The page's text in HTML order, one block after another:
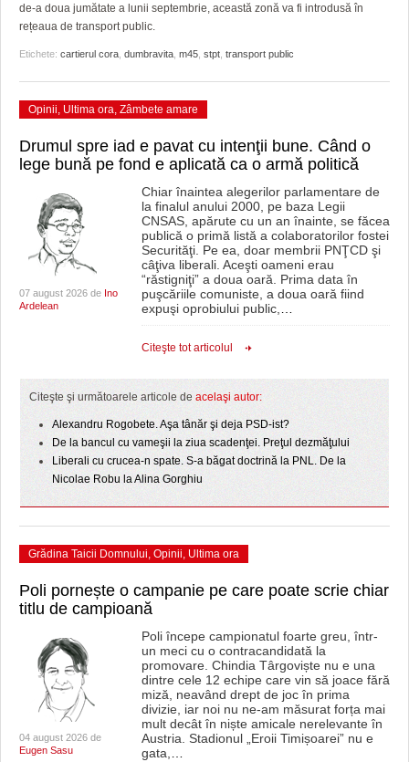
GRĂDINA TAICII DOMNULUI
CU OIŞTEA-N KIERKEGAARD
FINANŢĂRI DE LA A LA Z
PE SURSE
CRONICĂ DE FILM
FILME DOCUMENTARE
CLIPURI VIDEO
JOCURI ONLINE
ACCIDENTE
INFO SI UTILE
CULTURA
INVATAMANT
JUSTITIE
FILME DOCUMENTARE
CLIPURI VIDEO
JOCURI ONLINE
FARMACII DIN TIMIŞOARA
LICEE, ŞCOLI ŞI GRĂDINIŢE DIN TIMIŞ
SFATUL MEDICULUI
SFATURI JURIDICE
de-a doua jumătate a lunii septembrie, această zonă va fi introdusă în
rețeaua de transport public.
Etichete: cartierul cora dumbravita m45 stpt transport public
Opinii, Ultima ora, Zâmbete amare
Drumul spre iad e pavat cu intenţii bune. Când o
lege bună pe fond e aplicată ca o armă politică
07 august 2026 de Ino
Ardelean
Chiar înaintea alegerilor parlamentare de
la finalul anului 2000, pe baza Legii
CNSAS, apărute cu un an înainte, se făcea
publică o primă listă a colaboratorilor fostei
Securităţi. Pe ea, doar membrii PNŢCD şi
câţiva liberali. Aceşti oameni erau
“răstigniţi” a doua oară. Prima data în
puşcăriile comuniste, a doua oară fiind
expuşi oprobiului public,…
Citeşte tot articolul
Citeşte şi următoarele articole de acelaşi autor:
Alexandru Rogobete. Aşa tânăr şi deja PSD-ist?
De la bancul cu vameşii la ziua scadenţei. Preţul dezmăţului
Liberali cu crucea-n spate. S-a băgat doctrină la PNL. De la
Nicolae Robu la Alina Gorghiu
Grădina Taicii Domnului, Opinii, Ultima ora
Poli pornește o campanie pe care poate scrie chiar
titlu de campioană
04 august 2026 de
Eugen Sasu
Poli începe campionatul foarte greu, într-
un meci cu o contracandidată la
promovare. Chindia Târgoviște nu e una
dintre cele 12 echipe care vin să joace fără
miză, neavând drept de joc în prima
divizie, iar noi nu ne-am măsurat forța mai
mult decât în niște amicale nerelevante în
Austria. Stadionul „Eroii Timișoarei” nu e
gata,…